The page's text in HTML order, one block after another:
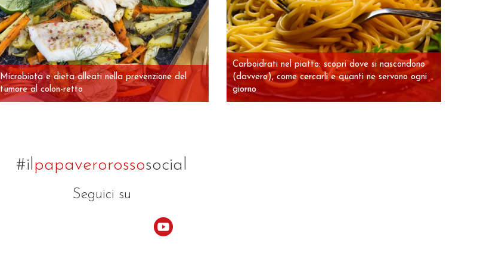
Microbiota e dieta alleati nella prevenzione del
tumore al colon-retto
Carboidrati nel piatto: scopri dove si nascondono
(davvero), come cercarli e quanti ne servono ogni
giorno
#ilpapaverorossosocial
Seguici su